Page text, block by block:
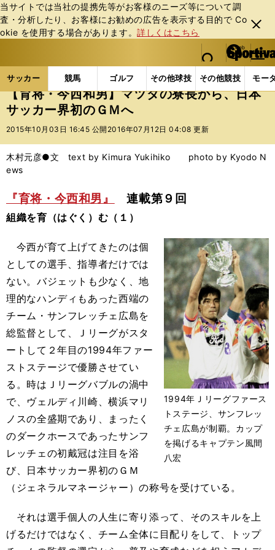
当サイトでは当社の提携先等がお客様のニーズ等について調
査・分析したり、お客様にお勧めの広告を表⽰する⽬的で Co
okie を使⽤する場合があります。詳しくはこちら
閉じ
る
web Sportiva (webスポルティーバ)
検索
マイペ
ー
ジ
メニュ
サッカー 競馬 ゴルフ その他球技 その他競技 モー
ス
ポ
ル
バ
サッカーの記事一覧 Jリーグ他 Jリーグ 【育将
【育将・今西和男】マツダの寮長から、日本
サッカー界初のＧＭへ
2015年10月03日 16:45 公開 2016年07月12日 04:08 更新
木村元彦●文 text by Kimura Yukihiko photo by Kyodo N
ews
『育将・今西和男』 連載第９回
組織を育（はぐく）む（１）
1994年Ｊリーグファース
トステージ、サンフレッ
チェ広島が制覇。カップ
を掲げるキャプテン風間
八宏
今西が育て上げてきたのは個
としての選手、指導者だけでは
ない。バジェットも少なく、地
理的なハンディもあった西端の
チーム・サンフレッチェ広島を
総監督として、Ｊリーグがスタ
ートして２年目の1994年ファー
ストステージで優勝させてい
る。時はＪリーグバブルの渦中
で、ヴェルディ川崎、横浜マリ
ノスの全盛期であり、まったく
のダークホースであったサンフ
レッチェの初戴冠は注目を浴
び、日本サッカー界初のＧＭ
（ジェネラルマネージャー）の称号を受けている。
それは選手個人の人生に寄り添って、そのスキルを上
げるだけではなく、チーム全体に目配りをして、トップ